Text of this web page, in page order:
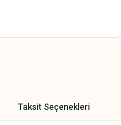
Taksit Seçenekleri